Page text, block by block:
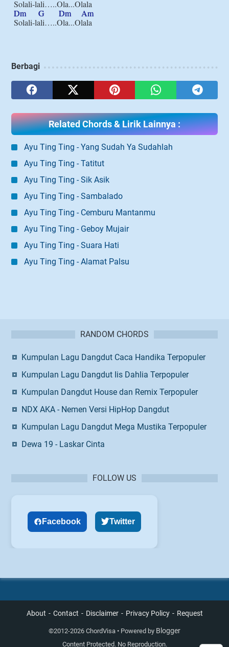
Dm
G Dm
Am
Berbagi
Related Chords & Lirik Lainnya :
Ayu Ting Ting - Yang Sudah Ya Sudahlah
Ayu Ting Ting - Tatitut
Ayu Ting Ting - Sik Asik
Ayu Ting Ting - Sambalado
Ayu Ting Ting - Cemburu Mantanmu
Ayu Ting Ting - Geboy Mujair
Ayu Ting Ting - Suara Hati
Ayu Ting Ting - Alamat Palsu
RANDOM CHORDS
Kumpulan Lagu Dangdut Caca Handika Terpopuler
Kumpulan Lagu Dangdut Iis Dahlia Terpopuler
Kumpulan Dangdut House dan Remix Terpopuler
NDX AKA - Nemen Versi HipHop Dangdut
Kumpulan Lagu Dangdut Mega Mustika Terpopuler
Dewa 19 - Laskar Cinta
FOLLOW US
Facebook Twitter
About Contact Disclaimer Privacy Policy Request
©2012-2026 ChordVisa • Powered by Blogger
Content Protected. No Reproduction.